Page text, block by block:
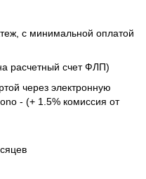
с минимальной оплатой
расчетный счет ФЛП)
через электронную
- (+ 1.5% комиссия от